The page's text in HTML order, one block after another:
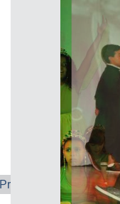
Próxima Última